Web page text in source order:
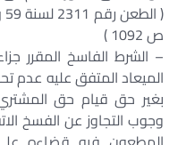
ص 1092 )
– الشرط الفاسخ المقرر
الميعاد المتفق عليه عدم
بغير حق قيام حق
وجوب التجاوز عن الفسخ